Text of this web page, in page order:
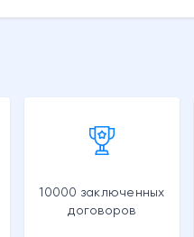
10000 заключенных
договоров